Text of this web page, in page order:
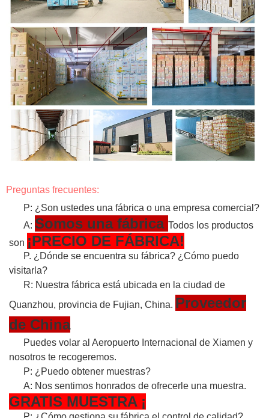
Preguntas frecuentes:
P: ¿Son ustedes una fábrica o una empresa comercial?
A: Somos una fábrica Todos los productos
son ¡PRECIO DE FÁBRICA!
P. ¿Dónde se encuentra su fábrica? ¿Cómo puedo
visitarla?
R: Nuestra fábrica está ubicada en la ciudad de
Quanzhou, provincia de Fujian, China. Proveedor
de China
Puedes volar al Aeropuerto Internacional de Xiamen y
nosotros te recogeremos.
P: ¿Puedo obtener muestras?
A: Nos sentimos honrados de ofrecerle una muestra.
GRATIS MUESTRA ¡